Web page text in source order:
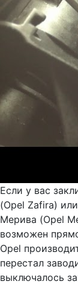
Если у вас
(Opel Zafira)
Мерива (Opel
возможен
Opel
перестал
выключалось